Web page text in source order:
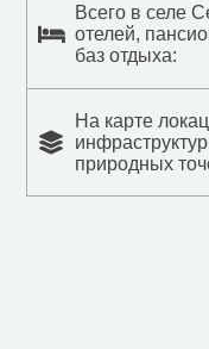
Всего в селе
отелей,
баз отдыха:
На карте
природных